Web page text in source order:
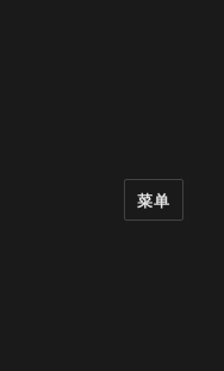
菜单